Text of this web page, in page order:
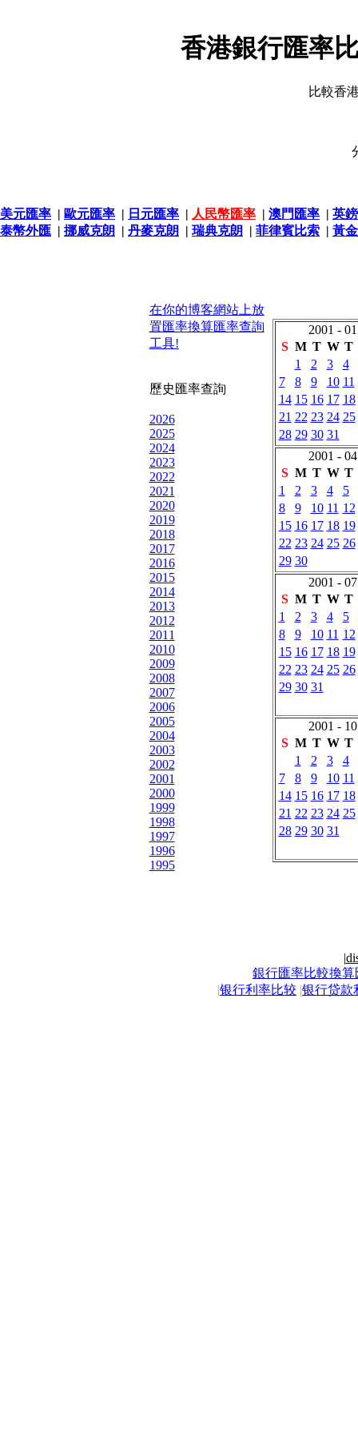
香港銀行匯率
比較香
美元匯率 | 歐元匯率 | 日元匯率 | 人民幣匯率 | 澳門匯率 | 英
泰幣外匯 | 挪威克朗 | 丹麥克朗 | 瑞典克朗 | 菲律賓比索 | 黃
在你的博客網站上放
置匯率換算匯率查詢
工具!
歷史匯率查詢
2026
2025
2024
2023
2022
2021
2020
2019
2018
2017
2016
2015
2014
2013
2012
2011
2010
2009
2008
2007
2006
2005
2004
2003
2002
2001
2000
1999
1998
1997
1996
1995
2001 - 01
S M T W T
1
2 3
4
7
8 9 10 11
14 15 16 17 18
21 22 23 24 25
28 29 30 31
2001 - 04
S M T W T
1
2 3 4
5
8
9 10 11 12
15 16 17 18 19
22 23 24 25 26
29 30
2001 - 07
S M T W T
1
2 3 4
5
8
9 10 11 12
15 16 17 18 19
22 23 24 25 26
29 30 31
2001 - 10
S M T W T
1
2 3
4
7
8 9 10 11
14 15 16 17 18
21 22 23 24 25
28 29 30 31
|
銀行匯率比較換算
|银行利率比较 |银行贷款